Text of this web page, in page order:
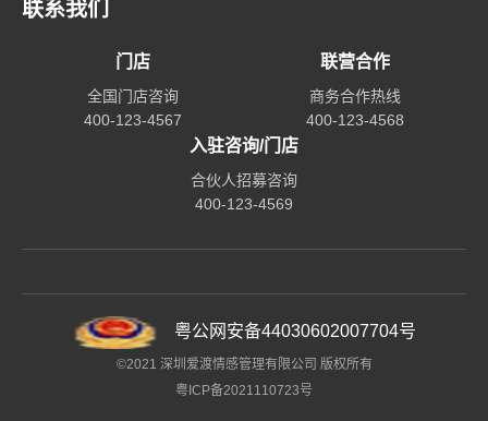
联系我们
门店
全国门店咨询
400-123-4567
联营合作
商务合作热线
400-123-4568
入驻咨询/门店
合伙人招募咨询
400-123-4569
粤公网安备44030602007704号
©2021 深圳爱渡情感管理有限公司 版权所有
粤ICP备2021110723号